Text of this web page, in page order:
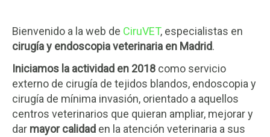
Bienvenido a la web de CiruVET, especialistas en
cirugía y endoscopia veterinaria en Madrid.
Iniciamos la actividad en 2018 como servicio
externo de cirugía de tejidos blandos, endoscopia y
cirugía de mínima invasión, orientado a aquellos
centros veterinarios que quieran ampliar, mejorar y
dar mayor calidad en la atención veterinaria a sus